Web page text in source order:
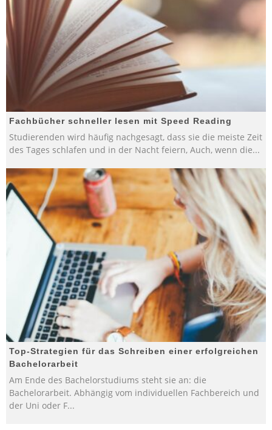
Fachbücher schneller lesen mit Speed Reading
Studierenden wird häufig nachgesagt, dass sie die meiste Zeit
des Tages schlafen und in der Nacht feiern, Auch, wenn die...
Top-Strategien für das Schreiben einer erfolgreichen
Bachelorarbeit
Am Ende des Bachelorstudiums steht sie an: die
Bachelorarbeit. Abhängig vom individuellen Fachbereich und
der Uni oder F...